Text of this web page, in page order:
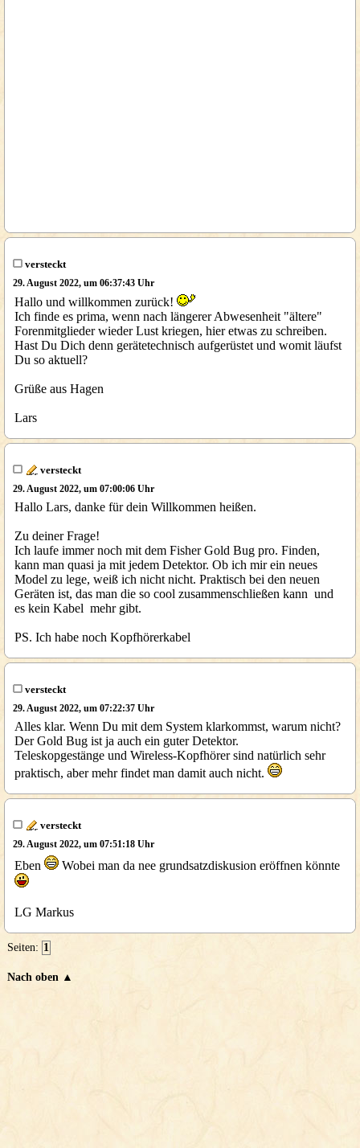
versteckt
29. August 2022, um 06:37:43 Uhr
Hallo und willkommen zurück!
Ich finde es prima, wenn nach längerer Abwesenheit "ältere"
Forenmitglieder wieder Lust kriegen, hier etwas zu schreiben.
Hast Du Dich denn gerätetechnisch aufgerüstet und womit läufst
Du so aktuell?
Grüße aus Hagen
Lars
versteckt
29. August 2022, um 07:00:06 Uhr
Hallo Lars, danke für dein Willkommen heißen.
Zu deiner Frage!
Ich laufe immer noch mit dem Fisher Gold Bug pro. Finden,
kann man quasi ja mit jedem Detektor. Ob ich mir ein neues
Model zu lege, weiß ich nicht nicht. Praktisch bei den neuen
Geräten ist, das man die so cool zusammenschließen kann und
es kein Kabel mehr gibt.
PS. Ich habe noch Kopfhörerkabel
versteckt
29. August 2022, um 07:22:37 Uhr
Alles klar. Wenn Du mit dem System klarkommst, warum nicht?
Der Gold Bug ist ja auch ein guter Detektor.
Teleskopgestänge und Wireless-Kopfhörer sind natürlich sehr
praktisch, aber mehr findet man damit auch nicht.
versteckt
29. August 2022, um 07:51:18 Uhr
Eben Wobei man da nee grundsatzdiskusion eröffnen könnte
LG Markus
Seiten: 1
Nach oben ▲